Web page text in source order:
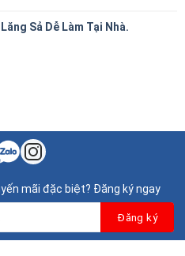
Sả Dễ Làm Tại Nhà.
mãi đặc biệt? Đăng ký ngay